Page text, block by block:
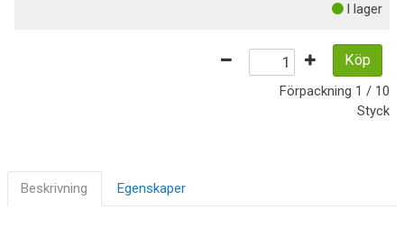
I lager
Köp
Förpackning 1 / 10
Styck
Beskrivning Egenskaper